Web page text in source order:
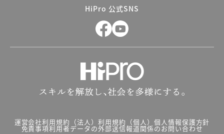
HiPro 公式SNS
運営会社利用規約（法人）利用規約（個人） 個人情報保護方針
免責事項利用者データの外部送信報道関係のお問い合わせ